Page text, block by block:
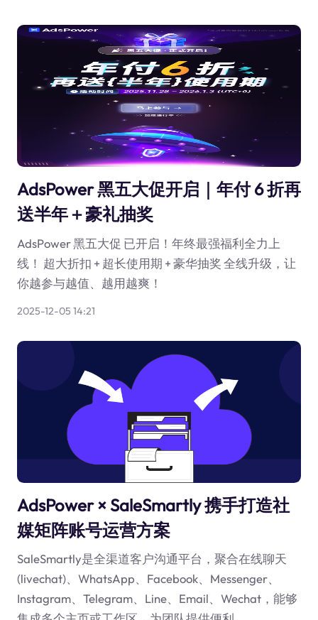
AdsPower 黑五大促开启｜年付 6 折再
送半年＋豪礼抽奖
AdsPower 黑五大促 已开启！年终最强福利全力上
线！ 超大折扣 + 超长使用期 + 豪华抽奖 全线升级，让
你越参与越值、越用越爽！
2025-12-05 14:21
AdsPower × SaleSmartly 携手打造社
媒矩阵账号运营方案
SaleSmartly是全渠道客户沟通平台，聚合在线聊天
(livechat)、WhatsApp、Facebook、Messenger、
Instagram、Telegram、Line、Email、Wechat，能够